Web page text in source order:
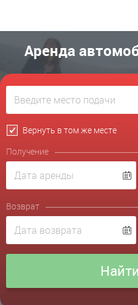
Аренда
Вернуть в том же месте
Получение
Возврат